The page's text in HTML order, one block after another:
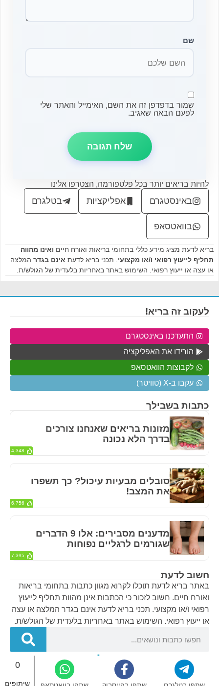
0
שיתופים
שם
שמור בדפדפן זה את השם, האימייל והאתר שלי
לפעם הבאה שאגיב.
להיות בריאים יותר בכל פלטפורמה, הצטרפו אלינו
באינסטגרם אפליקציות בטלגרם
בוואטסאפ
בריא לדעת מציג מידע כללי בתחומי בריאות ואורח חיים ואינו מהווה
תחליף לייעוץ רפואי ו/או מקצועי. תכני בריא לדעת אינם בגדר המלצה
או עצה או ייעוץ רפואי. השימוש באתר באחריות בלעדית של הגולש/ת.
חשוב לדעת
באתר בריא לדעת תוכלו לקרוא מגוון כתבות בתחומי בריאות
ואורח חיים. חשוב לזכור כי הכתבות אינן מהוות תחליף לייעוץ
רפואי ו/או מקצועי. תכני בריא לדעת אינם בגדר המלצה או עצה
או ייעוץ רפואי. השימוש באתר באחריות בלעדית של הגולש/ת.
בריא לדעת – אתר הבריאות של ישראל © 2024
כתבות בשבילך
מזונות בריאים שאנחנו צורכים
בדרך הלא נכונה
4,348
סובלים מבעיות עיכול? כך תשפרו
את המצב!
6,756
מדענים מסבירים: אלו 9 הדברים
שגורמים לרגליים נפוחות
7,395
לעקוב זה בריא!
התעדכנו באינסטגרם
הורידו את האפליקציה
לקבוצות הוואטסאפ
עקבו ב-X (טוויטר)